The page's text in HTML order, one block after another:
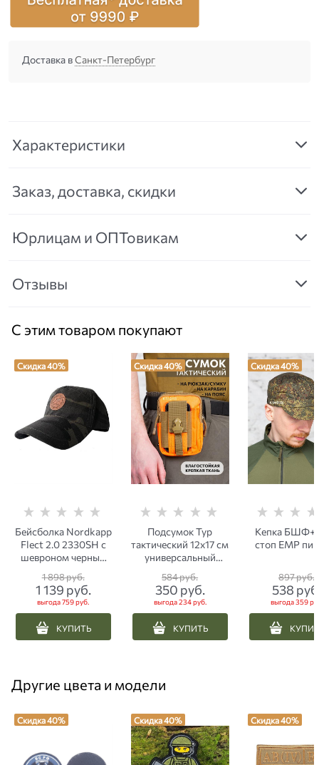
Доставка вСанкт-Петербург
Характеристики
Заказ, доставка, скидки
Юрлицам и ОПТовикам
Отзывы
С этим товаром покупают
Скидка 40%
Бейсболка Nordkapp
Flect 2.0 2330SH с
шевроном черный
мультикам
1 898 руб.
1 139 руб.
выгода759 руб.
КУПИТЬ
Скидка 40%
Подсумок Тур
тактический 12х17 см
универсальный
оранжевый
584 руб.
350 руб.
выгода234 руб.
КУПИТЬ
Скидка 40%
Кепка БШФ+
стоп ЕМР
897 руб.
538
выгода359
Другие цвета и модели
Скидка 40% Скидка 40% Скидка 40%